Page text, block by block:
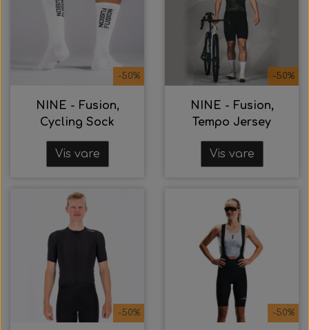
-50%
NINE - Fusion,
Cycling Sock
Vis vare
-50%
NINE - Fusion,
Tempo Jersey
Vis vare
-50% -50%